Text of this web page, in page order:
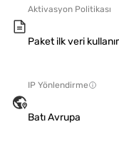
Aktivasyon Politikası
Paket ilk veri
IP Yönlendirme
Batı Avrupa